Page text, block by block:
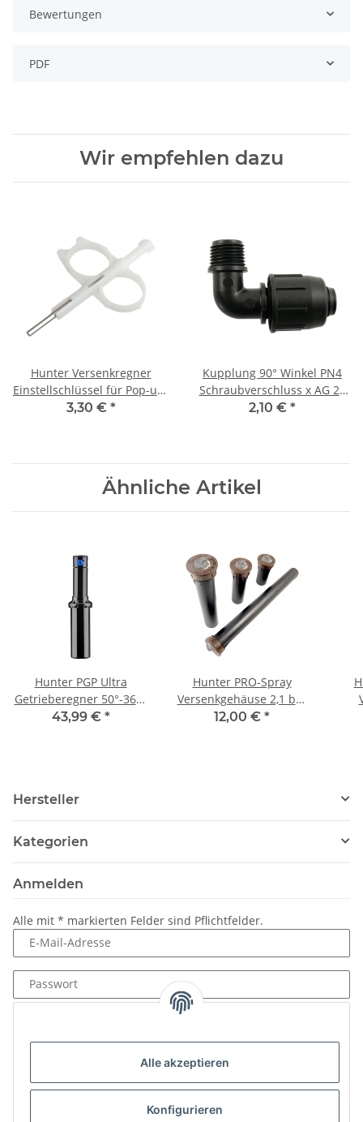
Alle akzeptieren
Konfigurieren
Bewertungen
PDF
Wir empfehlen dazu
Hunter Versenkregner
Einstellschlüssel für Pop-up-
Regner
3,30 € *
Kupplung 90° Winkel PN4
Schraubverschluss x AG 20
mm x 1/2"
2,10 € *
Ähnliche Artikel
Hunter PGP Ultra
Getrieberegner 50°-360°
Auslaufsperrventil
43,99 € *
Hunter PRO-Spray
Versenkgehäuse 2,1 bar
mit Auslaufsperrventil
12,00 € *
Hersteller
Kategorien
Anmelden
Alle mit * markierten Felder sind Pflichtfelder.
E-Mail-Adresse
Passwort
Neu hier?Jetzt registrieren!